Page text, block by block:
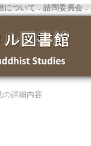
について ． 諮問委員会 ．
の詳細内容